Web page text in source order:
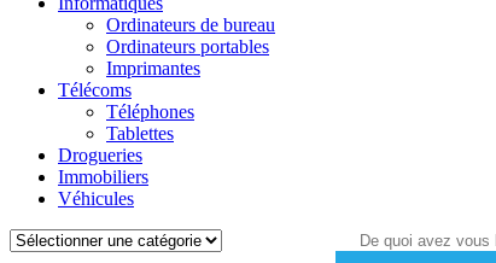
Ordinateurs de bureau
Ordinateurs portables
Imprimantes
Télécoms
Téléphones
Tablettes
Drogueries
Immobiliers
Véhicules